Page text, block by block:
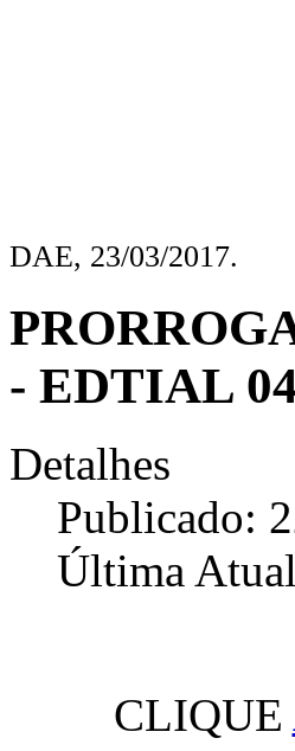
DAE, 23/03/2017.
- EDTIAL
Detalhes
Publicado:
Última
CLIQUE